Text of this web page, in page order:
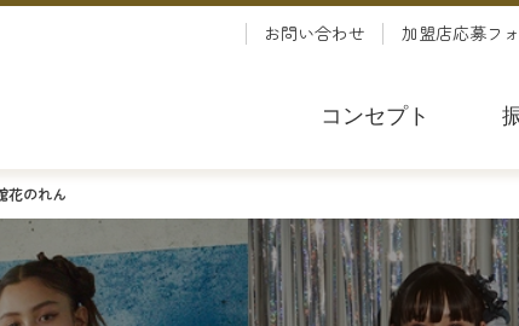
コンセプト
お問い合わせ 加盟店応募フ
花のれん